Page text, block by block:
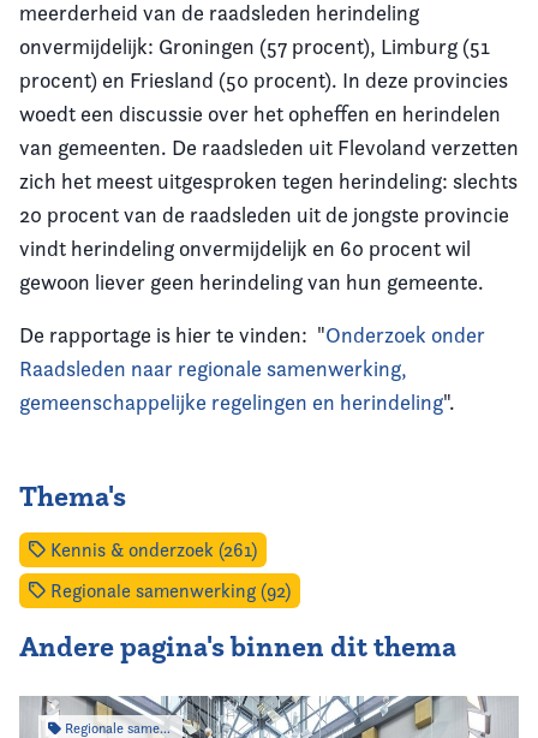
meerderheid van de raadsleden herindeling
onvermijdelijk: Groningen (57 procent), Limburg (51
procent) en Friesland (50 procent). In deze provincies
woedt een discussie over het opheffen en herindelen
van gemeenten. De raadsleden uit Flevoland verzetten
zich het meest uitgesproken tegen herindeling: slechts
20 procent van de raadsleden uit de jongste provincie
vindt herindeling onvermijdelijk en 60 procent wil
gewoon liever geen herindeling van hun gemeente.
De rapportage is hier te vinden: "Onderzoek onder
Raadsleden naar regionale samenwerking,
gemeenschappelijke regelingen en herindeling".
Thema's
Kennis & onderzoek (261)
Regionale samenwerking (92)
Andere pagina's binnen dit thema
Regionale samenwerking